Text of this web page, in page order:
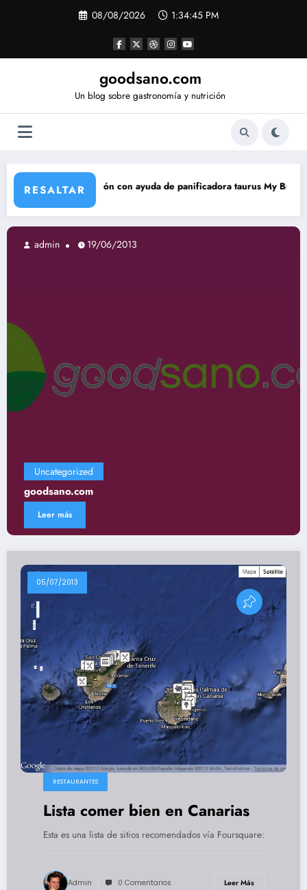
08/08/2026 1:34:46 PM
goodsano.com
Un blog sobre gastronomía y nutrición
RESALTAR
con ayuda de panificadora taurus My Bread Tartas
05/07/2013
RESTAURANTES
Lista comer bien en Canarias
Esta es una lista de sitios recomendados vía Foursquare:
Admin 0 Comentarios Leer Más